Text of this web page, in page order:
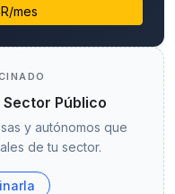
mes
Público
y autónomos que
de tu sector.